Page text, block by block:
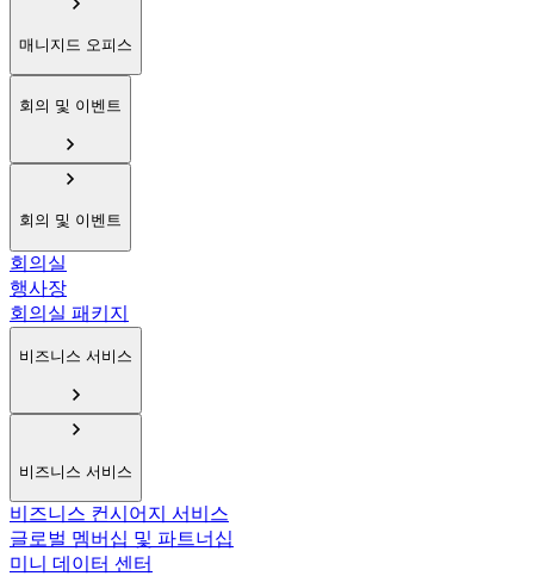
매니지드 오피스
회의 및 이벤트
회의 및 이벤트
회의실
행사장
회의실 패키지
비즈니스 서비스
비즈니스 서비스
비즈니스 컨시어지 서비스
글로벌 멤버십 및 파트너십
미니 데이터 센터